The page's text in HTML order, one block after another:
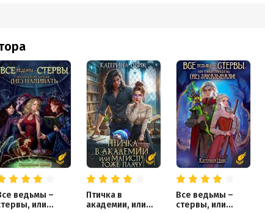
ведьмы –
или
Птичка в
академии, или
Все ведьмы –
стервы, или